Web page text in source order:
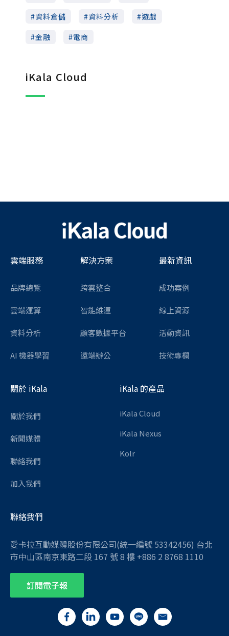
資料倉儲
資料分析
遊戲
金融
電商
iKala Cloud
雲端服務
品牌總覽
雲端運算
資料分析
AI 機器學習
解決方案
跨雲整合
智能維運
顧客數據平台
遠端辦公
最新資訊
成功案例
線上資源
活動資訊
技術專欄
關於 iKala
關於我們
新聞媒體
聯絡我們
加入我們
iKala 的產品
iKala Cloud
iKala Nexus
Kolr
聯絡我們
愛卡拉互動媒體股份有限公司(統一編號 53342456) 台北
市中山區南京東路二段 167 號 8 樓 +886 2 8768 1110
訂閱電子報